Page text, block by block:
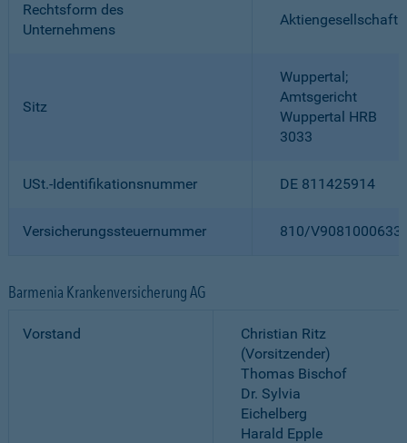
Rechtsform des
Unternehmens
Aktiengesellschaft
Sitz
Wuppertal;
Amtsgericht
Wuppertal HRB
3033
USt.-Identifikationsnummer DE 811425914
Versicherungssteuernummer 810/
Barmenia Krankenversicherung AG
Vorstand
Christian Ritz
(Vorsitzender)
Thomas Bischof
Dr. Sylvia
Eichelberg
Harald Epple